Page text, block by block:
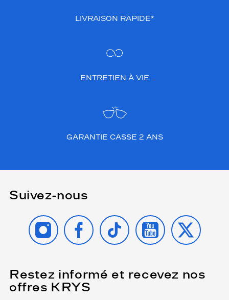
LIVRAISON RAPIDE*
ENTRETIEN À VIE
GARANTIE CASSE 2 ANS
Suivez-nous
INSTAGRAMFACEBOOK
TIKTOK YOUTUBE
X
Restez informé et recevez nos
offres KRYS
Name
(Ce
champ
est
obligatoire)